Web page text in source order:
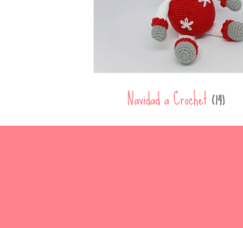
Navidad a Crochet(14)